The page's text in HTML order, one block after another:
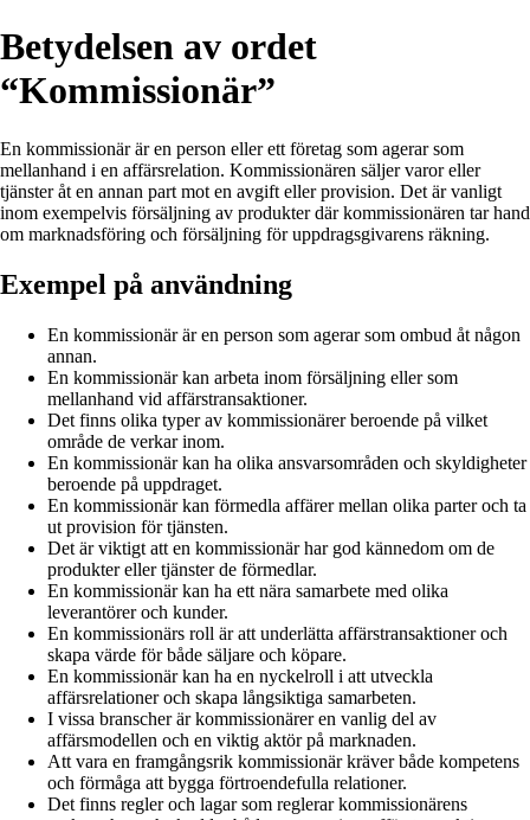
Betydelsen av ordet
“Kommissionär”
En kommissionär är en person eller ett företag som agerar som
mellanhand i en affärsrelation. Kommissionären säljer varor eller
tjänster åt en annan part mot en avgift eller provision. Det är vanligt
inom exempelvis försäljning av produkter där kommissionären tar hand
om marknadsföring och försäljning för uppdragsgivarens räkning.
Exempel på användning
En kommissionär är en person som agerar som ombud åt någon
annan.
En kommissionär kan arbeta inom försäljning eller som
mellanhand vid affärstransaktioner.
Det finns olika typer av kommissionärer beroende på vilket
område de verkar inom.
En kommissionär kan ha olika ansvarsområden och skyldigheter
beroende på uppdraget.
En kommissionär kan förmedla affärer mellan olika parter och ta
ut provision för tjänsten.
Det är viktigt att en kommissionär har god kännedom om de
produkter eller tjänster de förmedlar.
En kommissionär kan ha ett nära samarbete med olika
leverantörer och kunder.
En kommissionärs roll är att underlätta affärstransaktioner och
skapa värde för både säljare och köpare.
En kommissionär kan ha en nyckelroll i att utveckla
affärsrelationer och skapa långsiktiga samarbeten.
I vissa branscher är kommissionärer en vanlig del av
affärsmodellen och en viktig aktör på marknaden.
Att vara en framgångsrik kommissionär kräver både kompetens
och förmåga att bygga förtroendefulla relationer.
Det finns regler och lagar som reglerar kommissionärens